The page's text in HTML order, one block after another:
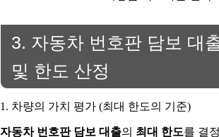
3. 자동차 번호판 담보 대
및 한도 산정
1. 차량의 가치 평가 (최대 한도의 기준)
자동차 번호판 담보 대출의 최대 한도를 결